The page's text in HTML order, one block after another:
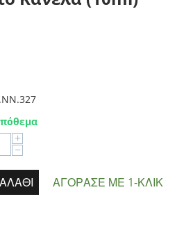
+
−
ΑΓΌΡΑΣΕ ΜΕ 1-ΚΛΙΚ